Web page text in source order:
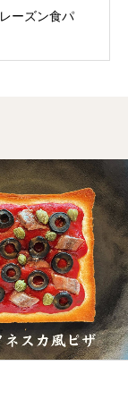
ーズン食パ